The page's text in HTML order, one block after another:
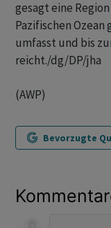
gesagt eine
Pazifischen
umfasst und bis
reicht./dg/DP/jha
(AWP)
Bevorzugte